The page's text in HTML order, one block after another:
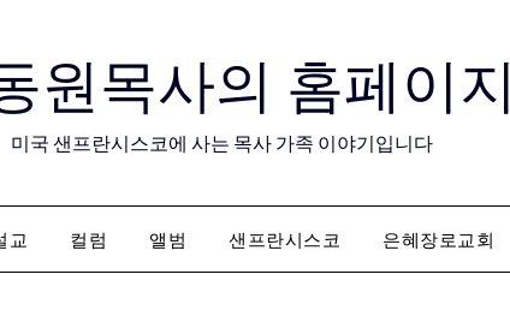
원목사의 홈페이지
미국 샌프란시스코에 사는 목사 가족 이야기입니다
교 컬럼 앨범 샌프란시스코 은혜장로교회